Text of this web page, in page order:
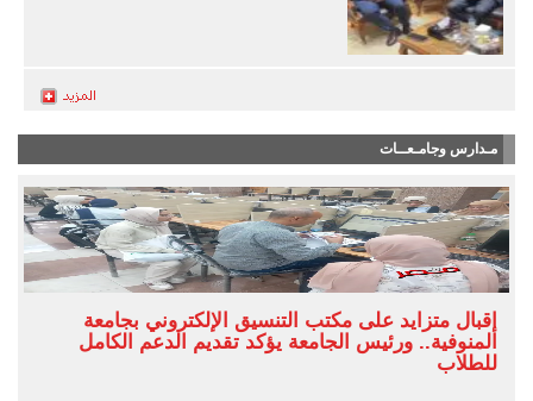
مـدارس وجامـعــات
إقبال متزايد على مكتب التنسيق الإلكتروني بجامعة
المنوفية.. ورئيس الجامعة يؤكد تقديم الدعم الكامل
للطلاب